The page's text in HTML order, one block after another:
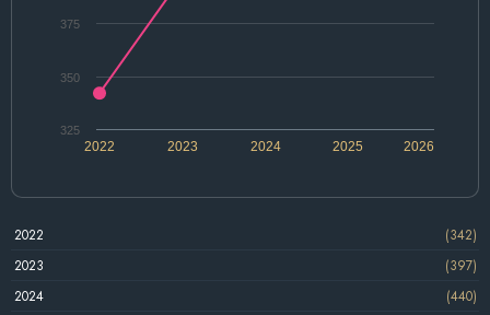
2022 2024 2026
2023 2025
325
350
375
2022
(342)
2023
(397)
2024
(440)